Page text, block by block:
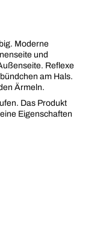
Moderne
und
Reflexe
am Hals.
Ärmeln.
Das Produkt
Eigenschaften